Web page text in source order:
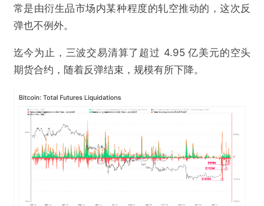
常是由衍生品市场内某种程度的轧空推动的，这次反
弹也不例外。
迄今为止，三波交易清算了超过 4.95 亿美元的空头
期货合约，随着反弹结束，规模有所下降。